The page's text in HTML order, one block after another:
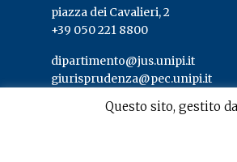
piazza dei Cavalieri, 2
+39 050 221 8800
dipartimento@jus.unipi.it
giurisprudenza@pec.unipi.it
Questo sito, gestito